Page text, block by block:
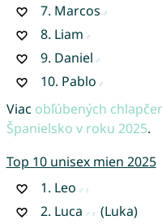
7. Marcos
8. Liam
9. Daniel
10. Pablo
Viac obľúbených
Španielsko v roku 2025.
Top 10 unisex mien 2025
1. Leo
2. Luca
(Luka)